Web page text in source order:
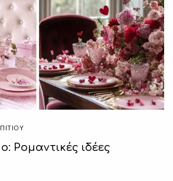
Ρομαντικές ιδέες